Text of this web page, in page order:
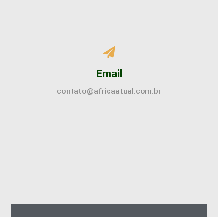
Email
contato@africaatual.com.br